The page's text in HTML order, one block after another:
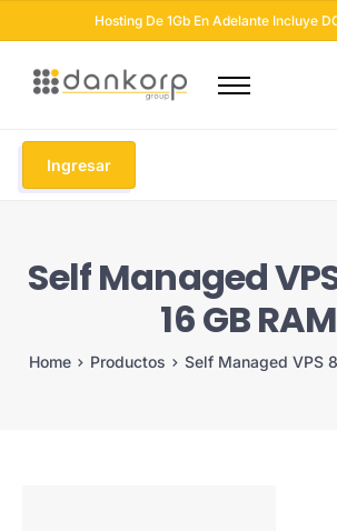
Hosting De 1Gb En Adelante Incluye
Diseño Web
Seguridad Web
Soluciones Email
Ingresar
Self Managed
16 GB RAM
Home Productos Self Managed VPS